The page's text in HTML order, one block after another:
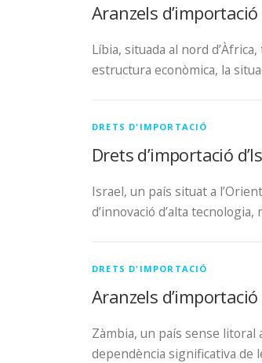
Aranzels
Líbia, situada al nord
estructura econòmica, la
DRETS D'IMPORTACIÓ
Drets d’importació
Israel, un país situat a
d’innovació d’alta
DRETS D'IMPORTACIÓ
Aranzels
Zàmbia, un país sense litoral
dependència significativa de